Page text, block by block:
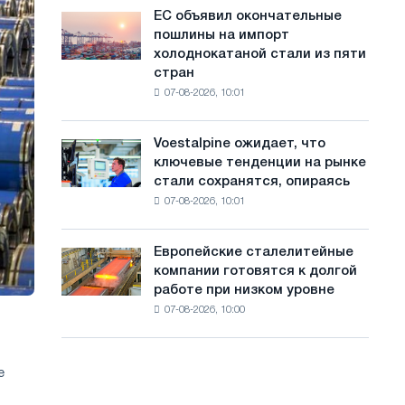
с
а
трамвайных
путей
объявил
окончательные
холоднокатаной
стали
из
ЕС объявил окончательные
пошлины на импорт
холоднокатаной стали из пяти
стран
07-08-2026, 10:01
Voestalpine
ожидает,
что
рынке
стали
на
Voestalpine ожидает, что
ключевые тенденции на рынке
стали сохранятся, опираясь
07-08-2026, 10:01
Европейские
сталелитейные
компании
Европейские сталелитейные
компании готовятся к долгой
работе при низком уровне
07-08-2026, 10:00